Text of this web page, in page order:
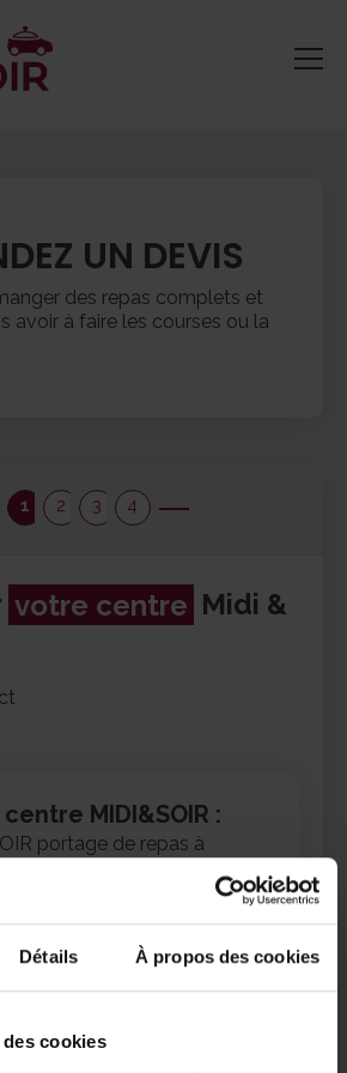
Détails À propos des cookies
cookies
UN DEVIS
des repas complets et
avoir à faire les courses ou la
1 2 3 4
votre centre Midi &
MIDI&SOIR :
portage de repas à
de centre